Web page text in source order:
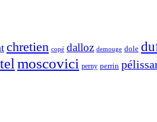
chretien copé dalloz demouge dole
moscovici perny perrin